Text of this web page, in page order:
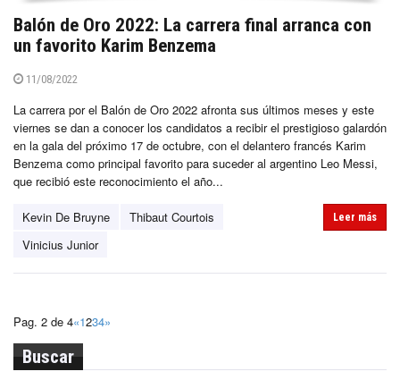
Balón de Oro 2022: La carrera final arranca con
un favorito Karim Benzema
11/08/2022
La carrera por el Balón de Oro 2022 afronta sus últimos meses y este
viernes se dan a conocer los candidatos a recibir el prestigioso galardón
en la gala del próximo 17 de octubre, con el delantero francés Karim
Benzema como principal favorito para suceder al argentino Leo Messi,
que recibió este reconocimiento el año...
Kevin De Bruyne
Thibaut Courtois
Vinicius Junior
Leer más
Pag. 2 de 4«1234»
Buscar